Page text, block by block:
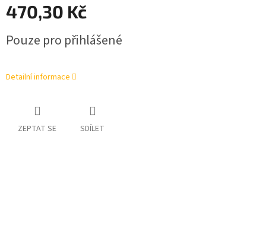
470,30 Kč
cena:
Pouze pro přihlášené
Detailní informace
ZEPTAT SE SDÍLET